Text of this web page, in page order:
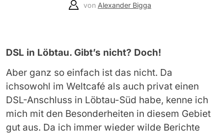
von Alexander Bigga
DSL in Löbtau. Gibt’s nicht? Doch!
Aber ganz so einfach ist das nicht. Da
ichsowohl im Weltcafé als auch privat einen
DSL-Anschluss in Löbtau-Süd habe, kenne ich
mich mit den Besonderheiten in diesem Gebiet
gut aus. Da ich immer wieder wilde Berichte